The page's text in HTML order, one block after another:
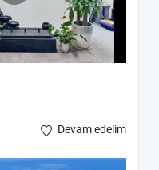
Devam edelim